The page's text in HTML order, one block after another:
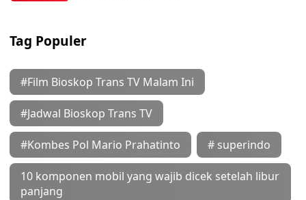
Tag Populer
#Film Bioskop Trans TV Malam Ini
#Jadwal Bioskop Trans TV
#Kombes Pol Mario Prahatinto # superindo
10 komponen mobil yang wajib dicek setelah libur
panjang